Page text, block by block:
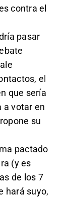
contra el
pasar
el
que sería
a votar en
su
pactado
(y es
de los 7
hará suyo,